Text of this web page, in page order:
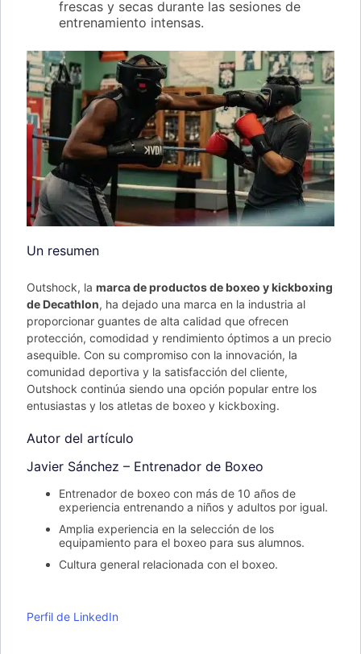
frescas y secas durante las sesiones de
entrenamiento intensas.
Un resumen
Outshock, la marca de productos de boxeo y kickboxing
de Decathlon, ha dejado una marca en la industria al
proporcionar guantes de alta calidad que ofrecen
protección, comodidad y rendimiento óptimos a un precio
asequible. Con su compromiso con la innovación, la
comunidad deportiva y la satisfacción del cliente,
Outshock continúa siendo una opción popular entre los
entusiastas y los atletas de boxeo y kickboxing.
Autor del artículo
Javier Sánchez – Entrenador de Boxeo
Entrenador de boxeo con más de 10 años de
experiencia entrenando a niños y adultos por igual.
Amplia experiencia en la selección de los
equipamiento para el boxeo para sus alumnos.
Cultura general relacionada con el boxeo.
Perfil de LinkedIn